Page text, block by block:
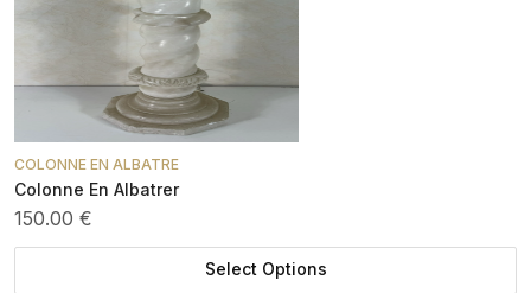
COLONNE EN ALBATRE
Colonne En Albatrer
150.00 €
Select Options